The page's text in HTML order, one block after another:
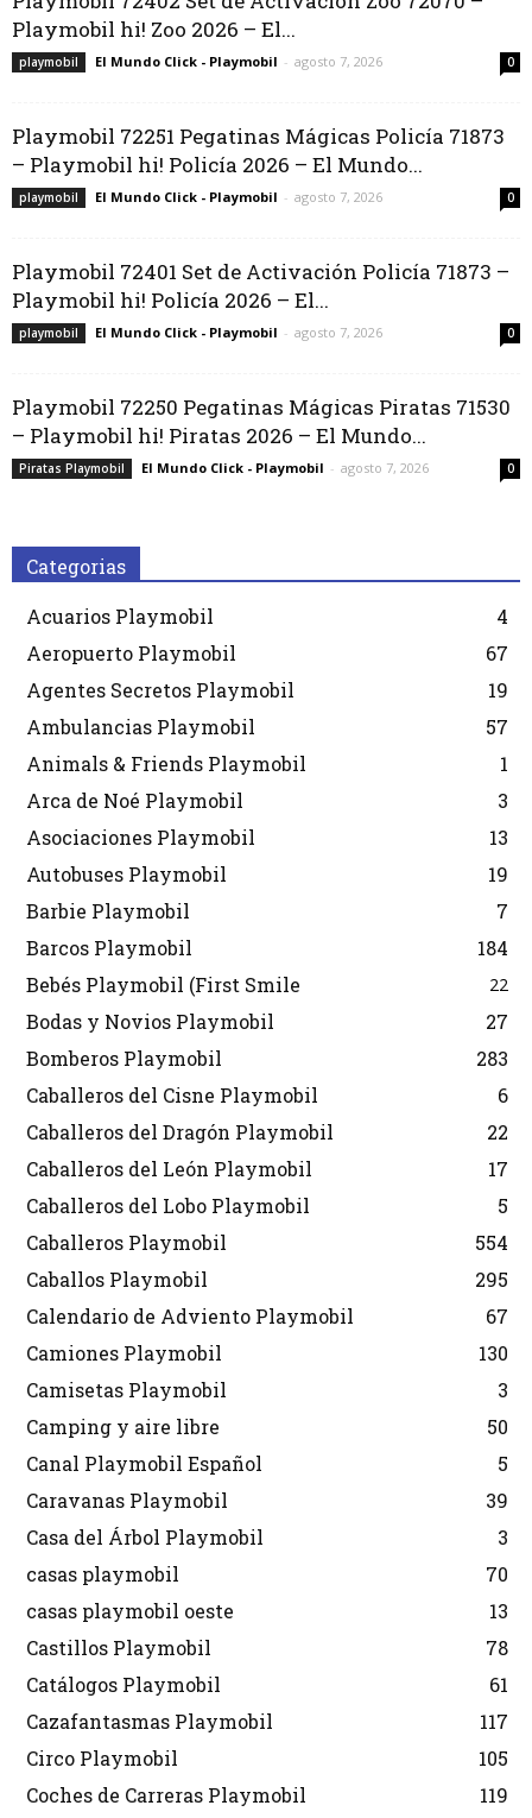
Playmobil hi! Zoo 2026 – El...
playmobil El Mundo Click - Playmobil - agosto 7, 2026 0
Playmobil 72251 Pegatinas Mágicas Policía 71873
– Playmobil hi! Policía 2026 – El Mundo...
playmobil El Mundo Click - Playmobil - agosto 7, 2026 0
Playmobil 72401 Set de Activación Policía 71873 –
Playmobil hi! Policía 2026 – El...
playmobil El Mundo Click - Playmobil - agosto 7, 2026 0
Playmobil 72250 Pegatinas Mágicas Piratas 71530
– Playmobil hi! Piratas 2026 – El Mundo...
Piratas Playmobil El Mundo Click - Playmobil - agosto 7, 2026 0
Categorias
Acuarios Playmobil
4
Aeropuerto Playmobil
67
Agentes Secretos Playmobil
19
Ambulancias Playmobil
57
Animals & Friends Playmobil
1
Arca de Noé Playmobil
3
Asociaciones Playmobil
13
Autobuses Playmobil
19
Barbie Playmobil
7
Barcos Playmobil
184
Bebés Playmobil (First Smile
22
Bodas y Novios Playmobil
27
Bomberos Playmobil
283
Caballeros del Cisne Playmobil
6
Caballeros del Dragón Playmobil
22
Caballeros del León Playmobil
17
Caballeros del Lobo Playmobil
5
Caballeros Playmobil
554
Caballos Playmobil
295
Calendario de Adviento Playmobil
67
Camiones Playmobil
130
Camisetas Playmobil
3
Camping y aire libre
50
Canal Playmobil Español
5
Caravanas Playmobil
39
Casa del Árbol Playmobil
3
casas playmobil
70
casas playmobil oeste
13
Castillos Playmobil
78
Catálogos Playmobil
61
Cazafantasmas Playmobil
117
Circo Playmobil
105
Coches de Carreras Playmobil
119